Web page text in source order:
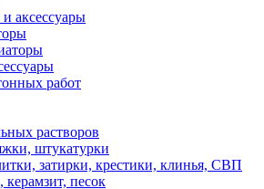
аксессуары
работ
растворов
штукатурки
затирки, крестики, клинья, СВП
керамзит, песок